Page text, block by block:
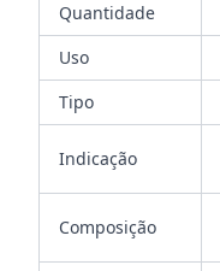
Quantidade
Uso
Tipo
Indicação
Composição